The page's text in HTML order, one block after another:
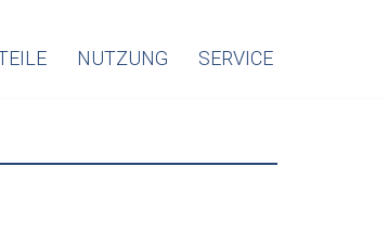
NUTZUNG SERVICE